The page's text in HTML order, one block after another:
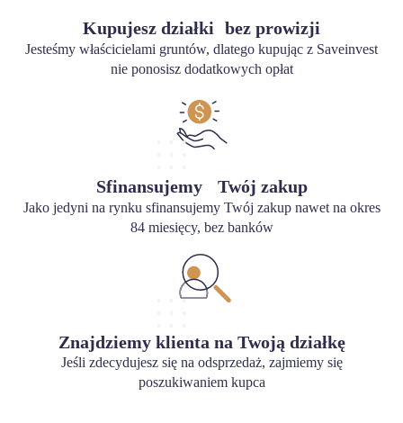
Kupujesz działki bez prowizji
Jesteśmy właścicielami gruntów, dlatego kupując z Saveinvest
nie ponosisz dodatkowych opłat
Sfinansujemy Twój zakup
Jako jedyni na rynku sfinansujemy Twój zakup nawet na okres
84 miesięcy, bez banków
Znajdziemy klienta na Twoją działkę
Jeśli zdecydujesz się na odsprzedaż, zajmiemy się
poszukiwaniem kupca